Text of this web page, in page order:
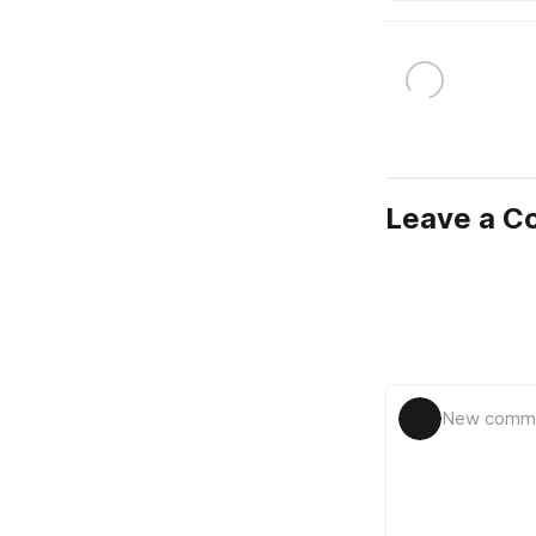
Leave a